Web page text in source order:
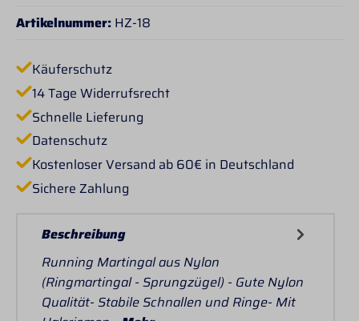
Artikelnummer: HZ-18
Käuferschutz
14 Tage Widerrufsrecht
Schnelle Lieferung
Datenschutz
Kostenloser Versand ab 60€ in Deutschland
Sichere Zahlung
Beschreibung
Running Martingal aus Nylon
(Ringmartingal - Sprungzügel) - Gute Nylon
Qualität- Stabile Schnallen und Ringe- Mit